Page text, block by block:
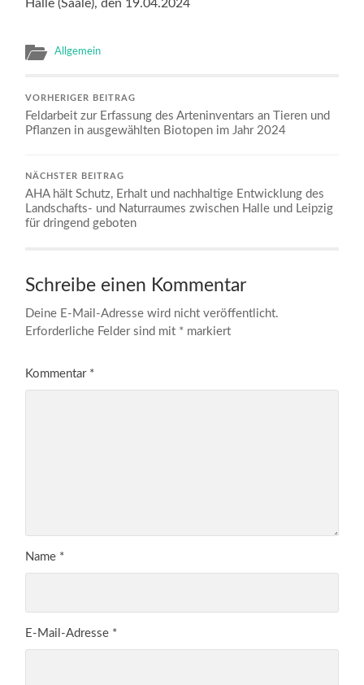
Halle (Saale), den 19.04.2024
Allgemein
VORHERIGER BEITRAG
Feldarbeit zur Erfassung des Arteninventars an Tieren und
Pflanzen in ausgewählten Biotopen im Jahr 2024
NÄCHSTER BEITRAG
AHA hält Schutz, Erhalt und nachhaltige Entwicklung des
Landschafts- und Naturraumes zwischen Halle und Leipzig
für dringend geboten
Schreibe einen Kommentar
Deine E-Mail-Adresse wird nicht veröffentlicht.
Erforderliche Felder sind mit * markiert
Kommentar *
Name *
E-Mail-Adresse *